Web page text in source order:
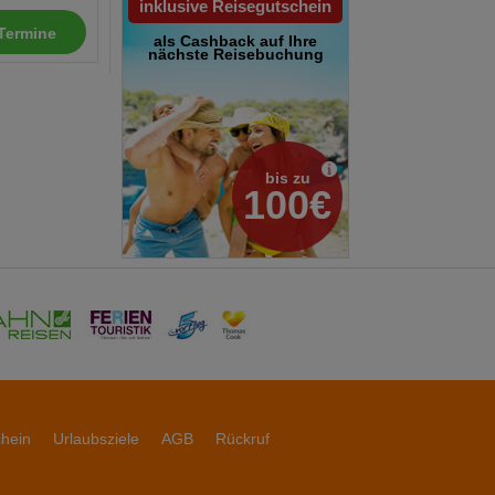
inklusive Reisegutschein
als Cashback auf Ihre
nächste Reisebuchung
bis zu
100€
Urlaubsziele AGB
Rückruf